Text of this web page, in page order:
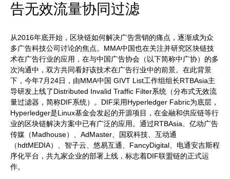
告无效流量协同过滤
从2016年底开始，区块链如何解决广告营销的痛点，逐渐成为众
多广告科技公司讨论的焦点。MMA中国也在关注并研究区块链技
术在广告行业的应用，在与中国广告协会（以下简称中广协）的多
次沟通中，双方共同看好该技术在广告行业中的前景。在此背景
下，今年7月24日，由MMA中国 GIVT List工作组组长RTBAsia主
导研发上线了Distributed Invalid Traffic Filter系统（分布式无效流
量过滤器，简称DIF系统）。DIF采用Hyperledger Fabric为底层，
Hyperledger是Linux基金会发起的开源项目，在金融和供应链等行
业的区块链解决方案中已有广泛的应用。通过RTBAsia、亿动广告
传媒（Madhouse）、AdMaster、国双科技、互动通
（hdtMEDIA）、智子云、悠易互通、FancyDigital、电通安吉斯程
序化平台，共九家企业的部署上线，标志着DIF联盟链的正式运
作。